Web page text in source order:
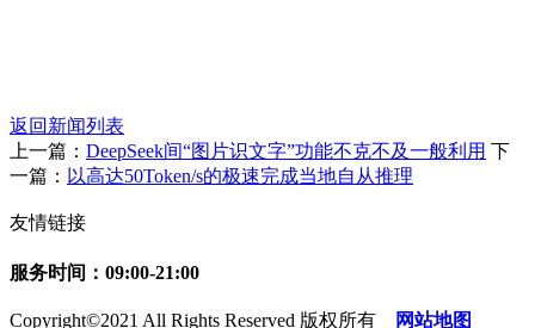
返回新闻列表
上一篇： DeepSeek间“图片识文字”功能不克不及一般利用 下
一篇： 以高达50Token/s的极速完成当地自从推理
友情链接
服务时间：09:00-21:00
Copyright©2021 All Rights Reserved 版权所有 网站地图